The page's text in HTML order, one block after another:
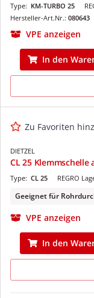
Type: KM-TURBO 25
Hersteller-Art.Nr.: 080643
VPE anzeigen
In den
Zu Favoriten
DIETZEL
CL 25 Klemmschelle
REGRO
Type: CL 25
Geeignet für
VPE anzeigen
In den